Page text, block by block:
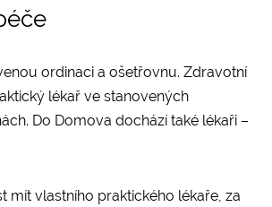
ordinaci a ošetřovnu. Zdravotní
lékař ve stanovených
Do Domova dochází také lékaři –
mít vlastního praktického lékaře, za